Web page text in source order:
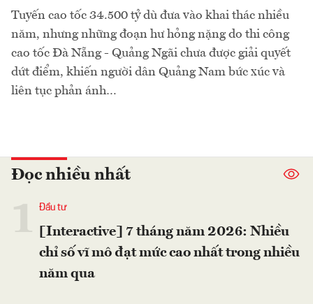
Tuyến cao tốc 34.500 tỷ dù đưa vào khai thác nhiều
năm, nhưng những đoạn hư hỏng nặng do thi công
cao tốc Đà Nẵng - Quảng Ngãi chưa được giải quyết
dứt điểm, khiến người dân Quảng Nam bức xúc và
liên tục phản ánh…
Đọc nhiều nhất
Đầu tư
[Interactive] 7 tháng năm 2026: Nhiều
chỉ số vĩ mô đạt mức cao nhất trong nhiều
năm qua